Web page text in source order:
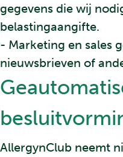
gegevens die wij
belastingaangifte.
- Marketing en sales
nieuwsbrieven of
AllergynClub neemt